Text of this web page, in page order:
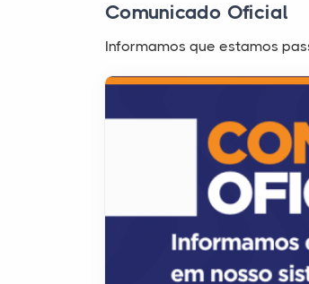
Comunicado Oficial
Informamos que estamos